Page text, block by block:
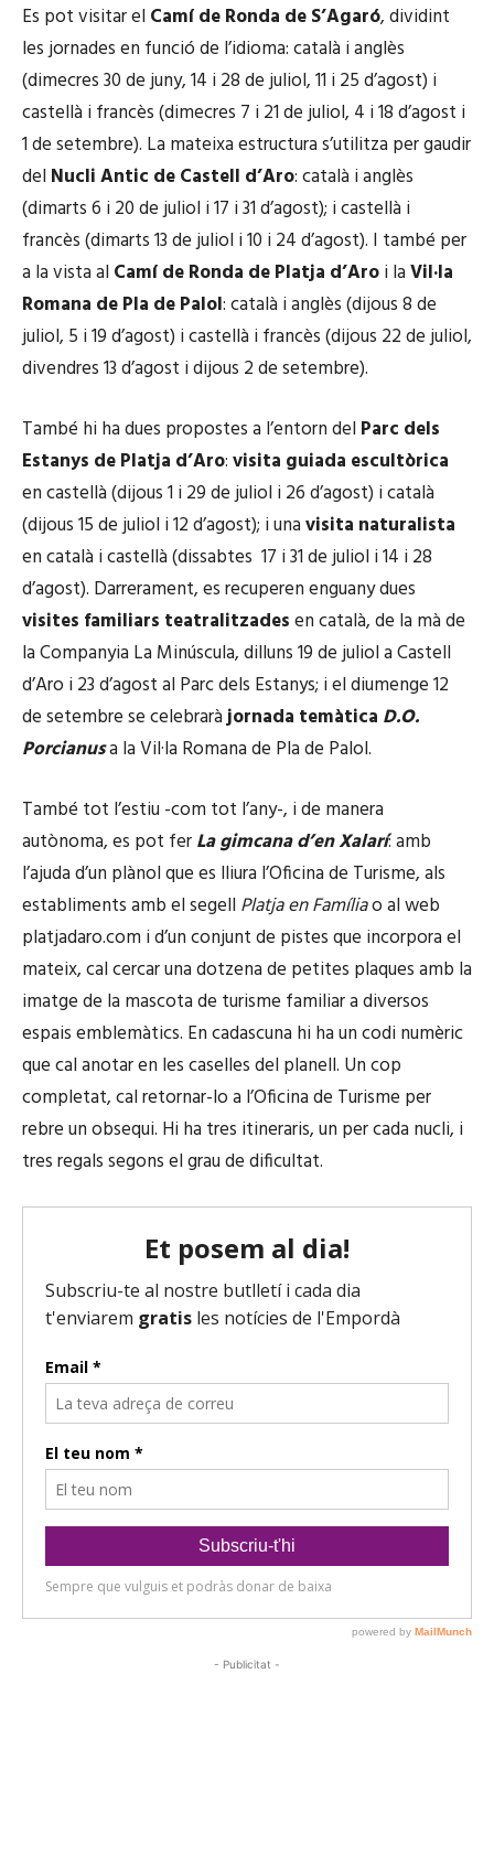
Es pot visitar elCamí de Ronda de S’Agaró, dividint
les jornades en funció de l’idioma: català i anglès
(dimecres 30 de juny, 14 i 28 de juliol, 11 i 25 d’agost) i
castellà i francès (dimecres 7 i 21 de juliol, 4 i 18 d’agost i
1 de setembre). La mateixa estructura s’utilitza per gaudir
delNucli Antic de Castell d’Aro: català i anglès
(dimarts 6 i 20 de juliol i 17 i 31 d’agost); i castellà i
francès (dimarts 13 de juliol i 10 i 24 d’agost). I també per
a la vista alCamí de Ronda de Platja d’Aroi laVil·la
Romana de Pla de Palol: català i anglès (dijous 8 de
juliol, 5 i 19 d’agost) i castellà i francès (dijous 22 de juliol,
divendres 13 d’agost i dijous 2 de setembre).
També hi ha dues propostes a l’entorn delParc dels
Estanys de Platja d’Aro:visita guiada escultòrica
en castellà (dijous 1 i 29 de juliol i 26 d’agost) i català
(dijous 15 de juliol i 12 d’agost); i unavisita naturalista
en català i castellà (dissabtes 17 i 31 de juliol i 14 i 28
d’agost). Darrerament, es recuperen enguany dues
visites familiars teatralitzadesen català, de la mà de
la Companyia La Minúscula, dilluns 19 de juliol a Castell
d’Aro i 23 d’agost al Parc dels Estanys; i el diumenge 12
de setembre se celebraràjornada temàtica D.O.
Porcianusa la Vil·la Romana de Pla de Palol.
També tot l’estiu -com tot l’any-, i de manera
autònoma, es pot ferLa gimcana d’en Xalarí: amb
l’ajuda d’un plànol que es lliura l’Oficina de Turisme, als
establiments amb el segellPlatja en Famíliao al web
platjadaro.com i d’un conjunt de pistes que incorpora el
mateix, cal cercar una dotzena de petites plaques amb la
imatge de la mascota de turisme familiar a diversos
espais emblemàtics. En cadascuna hi ha un codi numèric
que cal anotar en les caselles del planell. Un cop
completat, cal retornar-lo a l’Oficina de Turisme per
rebre un obsequi. Hi ha tres itineraris, un per cada nucli, i
tres regals segons el grau de dificultat.
- Publicitat -